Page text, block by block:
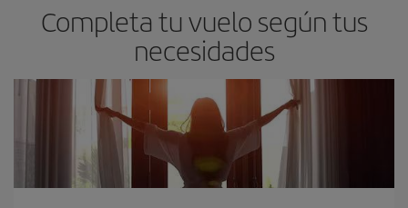
Completa tu vuelo según tus
necesidades